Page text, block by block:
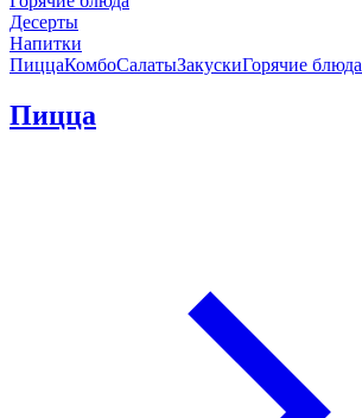
Десерты
Напитки
ПиццаКомбоСалатыЗакускиГорячие блюда
Пицца